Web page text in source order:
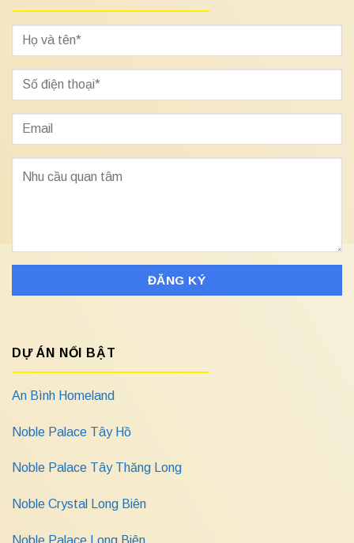
DỰ ÁN NỔI BẬT
An Bình Homeland
Noble Palace Tây Hồ
Noble Palace Tây Thăng Long
Noble Crystal Long Biên
Noble Palace Long Biên